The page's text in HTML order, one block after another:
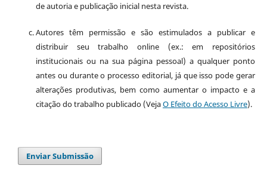
de autoria e publicação inicial nesta revista.
Autores têm permissão e são estimulados a publicar e
distribuir seu trabalho online (ex.: em repositórios
institucionais ou na sua página pessoal) a qualquer ponto
antes ou durante o processo editorial, já que isso pode gerar
alterações produtivas, bem como aumentar o impacto e a
citação do trabalho publicado (VejaO Efeito do Acesso Livre).
Enviar Submissão